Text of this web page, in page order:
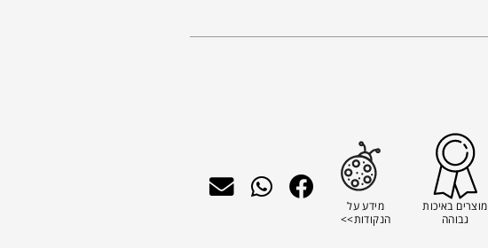
מוצרים באיכות
גבוהה
מידע על
הנקודות>>